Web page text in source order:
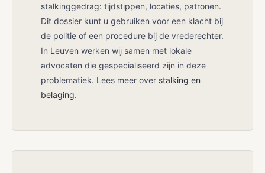
stalkinggedrag: tijdstippen, locaties, patronen.
Dit dossier kunt u gebruiken voor een klacht bij
de politie of een procedure bij de vrederechter.
In Leuven werken wij samen met lokale
advocaten die gespecialiseerd zijn in deze
problematiek. Lees meer over stalking en
belaging.